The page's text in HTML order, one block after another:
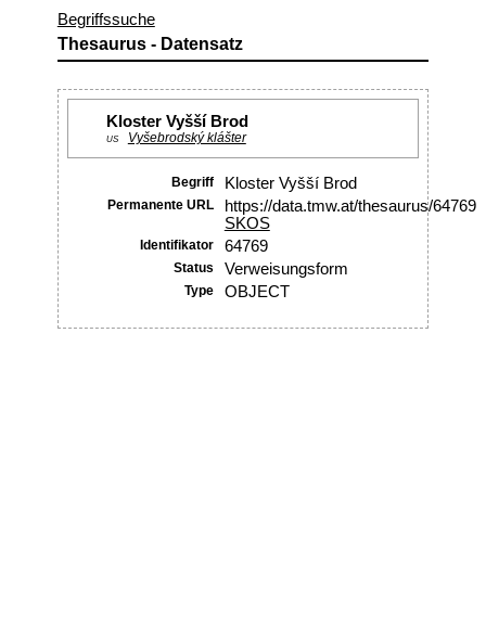
Begriffssuche
Thesaurus - Datensatz
Kloster Vyšší Brod
US Vyšebrodský klášter
Begriff Kloster Vyšší Brod
Permanente URL
https://data.tmw.at/thesaurus/64769
SKOS
Identifikator 64769
Status Verweisungsform
Type OBJECT